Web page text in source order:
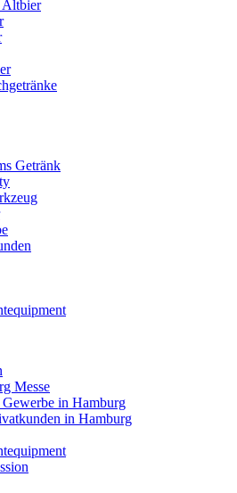
Altbier
Getränk
Messe
in Hamburg
in Hamburg